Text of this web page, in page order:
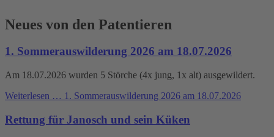
Neues von den Patentieren
1. Sommerauswilderung 2026 am 18.07.2026
Am 18.07.2026 wurden 5 Störche (4x jung, 1x alt) ausgewildert.
Weiterlesen … 1. Sommerauswilderung 2026 am 18.07.2026
Rettung für Janosch und sein Küken